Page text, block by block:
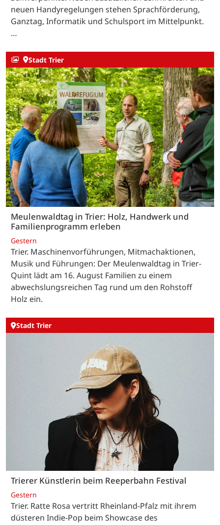
neuen Handyregelungen stehen Sprachförderung,
Ganztag, Informatik und Schulsport im Mittelpunkt.
…
Stadt Trier
Meulenwaldtag in Trier: Holz, Handwerk und
Familienprogramm erleben
Gestern
Trier. Maschinenvorführungen, Mitmachaktionen,
Musik und Führungen: Der Meulenwaldtag in Trier-
Quint lädt am 16. August Familien zu einem
abwechslungsreichen Tag rund um den Rohstoff
Holz ein.
Stadt Trier
Trierer Künstlerin beim Reeperbahn Festival
Gestern
Trier. Ratte Rosa vertritt Rheinland-Pfalz mit ihrem
düsteren Indie-Pop beim Showcase des